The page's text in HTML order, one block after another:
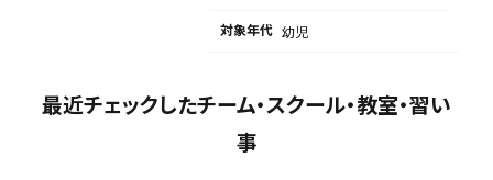
対象年代 幼児
最近チェックしたチーム・スクール・教室・習い
事